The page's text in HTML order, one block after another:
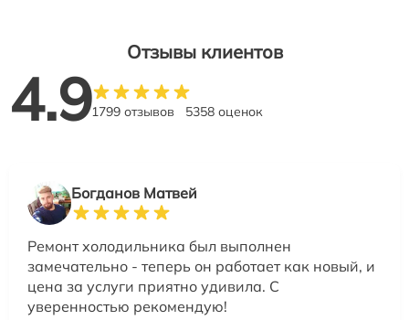
Отзывы клиентов
4.91799 отзывов 5358 оценок
Богданов Матвей
Ремонт холодильника был выполнен
замечательно - теперь он работает как новый, и
цена за услуги приятно удивила. С
уверенностью рекомендую!